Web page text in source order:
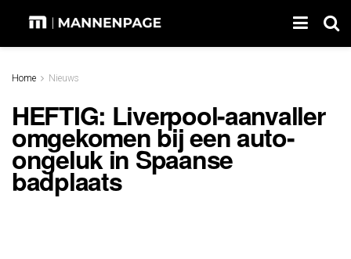
Home Nieuws
HEFTIG: Liverpool-aanvaller
omgekomen bij een auto-
ongeluk in Spaanse
badplaats